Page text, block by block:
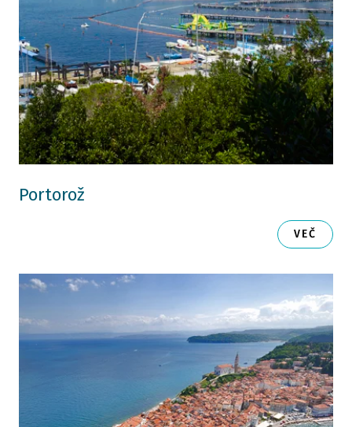
Portorož
VEČ